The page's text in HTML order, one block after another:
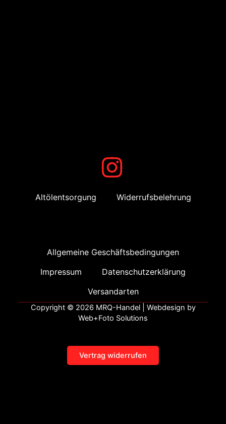
Altölentsorgung Widerrufsbelehrung
Allgemeine Geschäftsbedingungen
Impressum
Datenschutzerklärung
Versandarten
Copyright © 2026 MRQ-Handel | Webdesign by
Web+Foto Solutions
Vertrag widerrufen